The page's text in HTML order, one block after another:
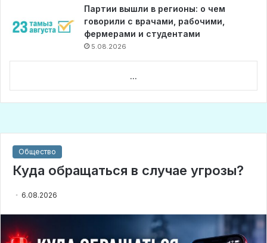
Партии вышли в регионы: о чем
говорили с врачами, рабочими,
фермерами и студентами
5.08.2026
...